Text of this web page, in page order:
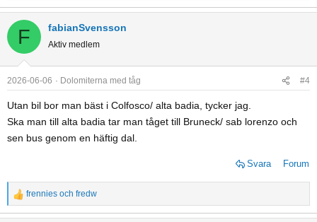
e
a
t
i
o
n
s
:
F fabianSvensson
Aktiv medlem
2026-06-06 Dolomiterna med tåg #4
Utan bil bor man bäst i Colfosco/ alta badia, tycker jag.
Ska man till alta badia tar man tåget till Bruneck/ sab lorenzo och
sen bus genom en häftig dal.
Svara Forum
R
e
frennies och fredw